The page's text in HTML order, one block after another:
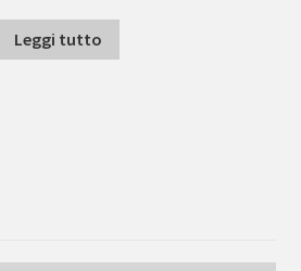
Leggi tutto